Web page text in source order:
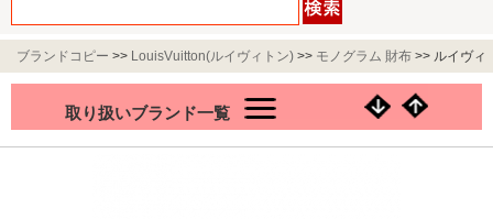
ブランドコピー >> LouisVuitton(ルイヴィトン) >> モノグラム 財布 >> ルイヴィ
トン ドリームベージュ 長財布 モノグラム アンプラント ジッピー・ウォレット
ベージュ M25594
取り扱いブランド一覧